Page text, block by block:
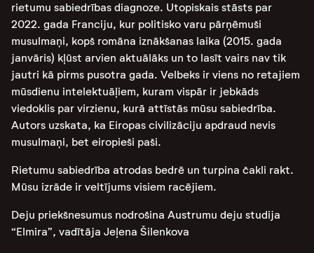
rietumu sabiedrības diagnoze. Utopiskais stāsts par
2022. gada Franciju, kur politisko varu pārņēmuši
musulmaņi, kopš romāna iznākšanas laika (2015. gada
janvāris) kļūst arvien aktuālāks un to lasīt vairs nav tik
jautri kā pirms pusotra gada. Velbeks ir viens no retajiem
mūsdienu intelektuāļiem, kuram vispār ir jebkāds
viedoklis par virzienu, kurā attīstās mūsu sabiedrība.
Autors uzskata, ka Eiropas civilizāciju apdraud nevis
musulmaņi, bet eiropieši paši.
Rietumu sabiedrība atrodas bedrē un turpina čakli rakt.
Mūsu izrāde ir veltījums visiem racējiem.
Deju priekšnesumus nodrošina Austrumu deju studija
“Elmira”, vadītāja Jeļena Šilenkova